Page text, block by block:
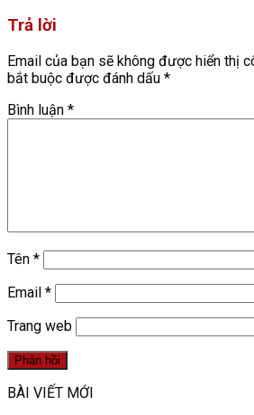
Trả lời
Email của bạn sẽ không được hiển thị
bắt buộc được đánh dấu *
Bình luận *
Tên *
Email *
Trang web
BÀI VIẾT MỚI